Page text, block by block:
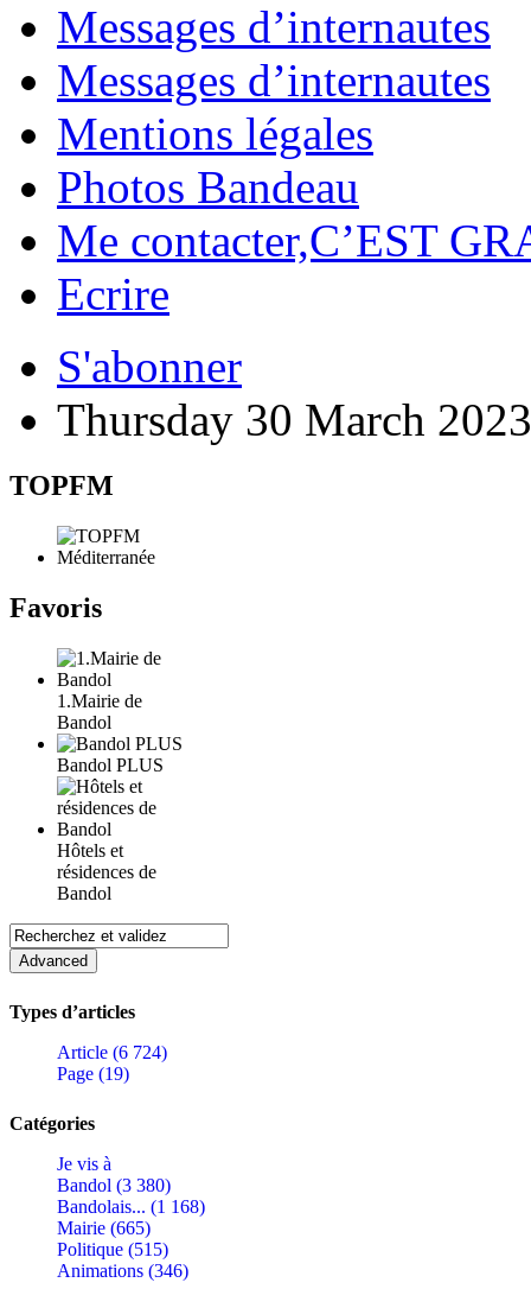
Messages d’internautes
Messages d’internautes
Mentions légales
Photos Bandeau
Me contacter,C’EST
Ecrire
S'abonner
Thursday 30 March 2023
TOPFM
Favoris
1.Mairie de
Bandol
Bandol PLUS
Hôtels et
résidences de
Bandol
Types d’articles
Article (6 724)
Page (19)
Catégories
Je vis à
Bandol (3 380)
Bandolais... (1 168)
Mairie (665)
Politique (515)
Animations (346)